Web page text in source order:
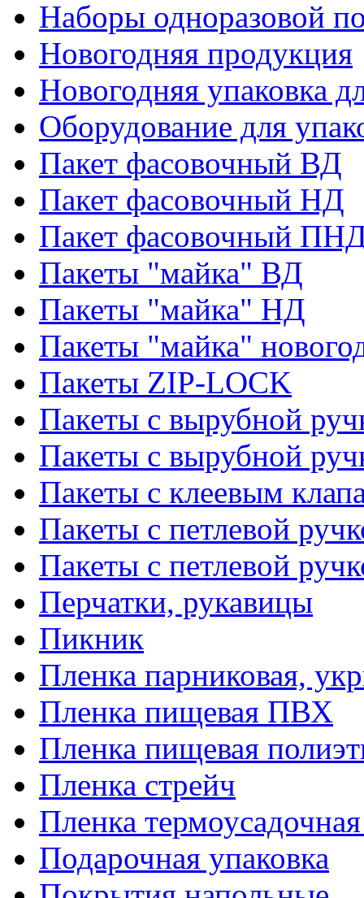
Наборы одноразовой
Новогодняя продукция
Новогодняя упаковка
Оборудование для
Пакет фасовочный ВД
Пакет фасовочный НД
Пакет фасовочный
Пакеты "майка" ВД
Пакеты "майка" НД
Пакеты "майка"
Пакеты ZIP-LOCK
Пакеты с вырубной
Пакеты с вырубной
Пакеты с клеевым
Пакеты с петлевой
Пакеты с петлевой
Перчатки, рукавицы
Пикник
Пленка парниковая,
Пленка пищевая ПВХ
Пленка пищевая
Пленка стрейч
Пленка
Подарочная упаковка